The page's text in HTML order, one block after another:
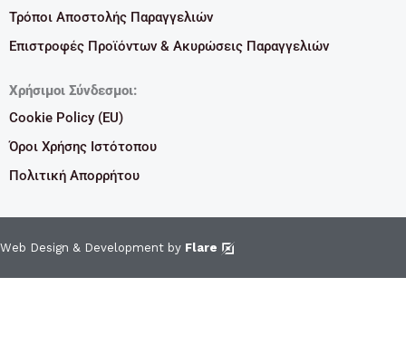
Τρόποι Αποστολής Παραγγελιών
Επιστροφές Προϊόντων & Ακυρώσεις Παραγγελιών
Χρήσιμοι Σύνδεσμοι:
Cookie Policy (EU)
Όροι Χρήσης Ιστότοπου
Πολιτική Απορρήτου
Web Design & Development by Flare